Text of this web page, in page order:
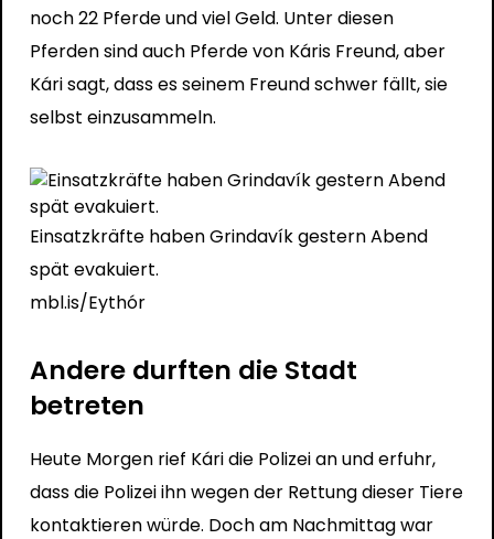
noch 22 Pferde und viel Geld. Unter diesen
Pferden sind auch Pferde von Káris Freund, aber
Kári sagt, dass es seinem Freund schwer fällt, sie
selbst einzusammeln.
Einsatzkräfte haben Grindavík gestern Abend
spät evakuiert.
mbl.is/Eythór
Andere durften die Stadt
betreten
Heute Morgen rief Kári die Polizei an und erfuhr,
dass die Polizei ihn wegen der Rettung dieser Tiere
kontaktieren würde. Doch am Nachmittag war